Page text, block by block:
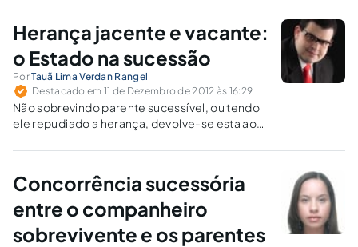
vocação hereditária.
Herança jacente e vacante:
o Estado na sucessão
PorTauã Lima Verdan Rangel
Destacado em 11 de Dezembro de 2012 às 16:29
Não sobrevindo parente sucessível, ou tendo
ele repudiado a herança, devolve-se esta ao
Concorrência sucessória
entre o companheiro
sobrevivente e os parentes